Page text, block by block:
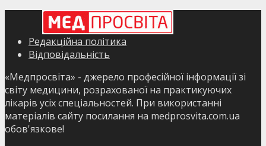
Редакційна політика
Відповідальність
«Медпросвіта» - джерело професійної інформації зі
світу медицини, розрахованої на практикуючих
лікарів усіх спеціальностей. При використанні
матеріалів сайту посилання на medprosvita.com.ua
обов'язкове!